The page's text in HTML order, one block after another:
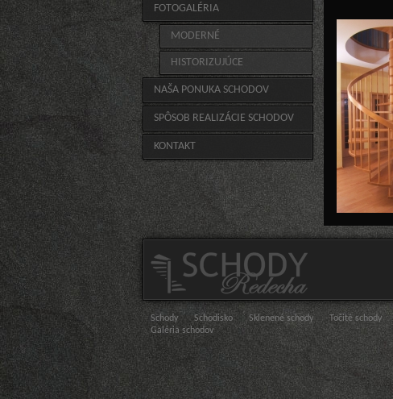
FOTOGALÉRIA
MODERNÉ
HISTORIZUJÚCE
NAŠA PONUKA SCHODOV
SPÔSOB REALIZÁCIE SCHODOV
KONTAKT
Schody Schodisko Sklenené schody Točité schody
Galéria schodov